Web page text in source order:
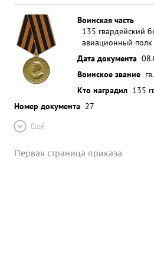
Воинская часть
135 гвардейский
авиационный полк
Дата документа
Воинское звание
Кто наградил 135
Номер документа 27
Ещё
Первая страница приказа